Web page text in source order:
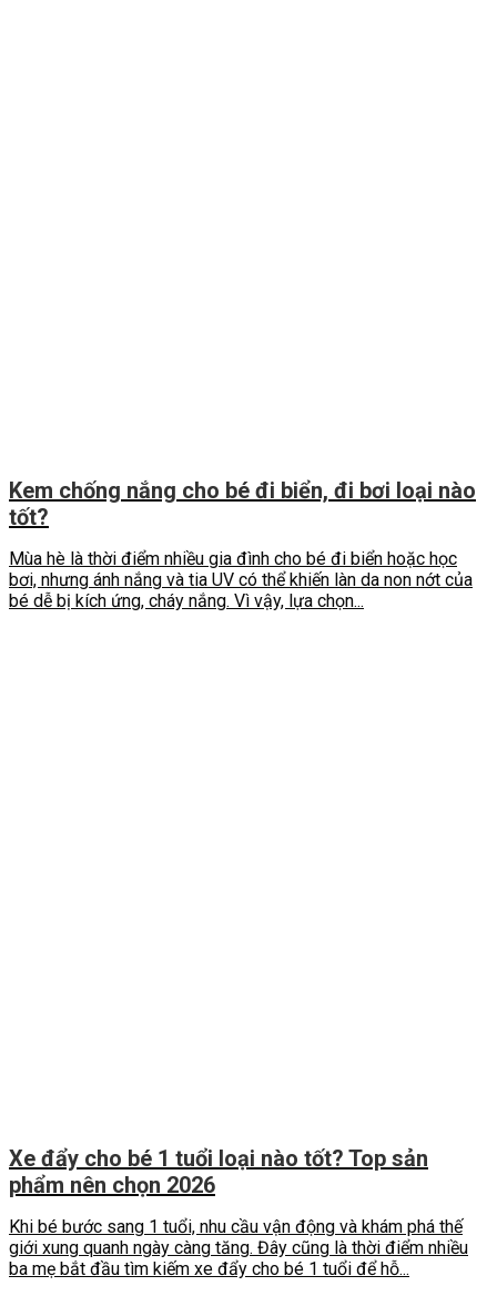
Kem chống nắng cho bé đi biển, đi bơi loại nào
tốt?
Mùa hè là thời điểm nhiều gia đình cho bé đi biển hoặc học
bơi, nhưng ánh nắng và tia UV có thể khiến làn da non nớt của
bé dễ bị kích ứng, cháy nắng. Vì vậy, lựa chọn...
Xe đẩy cho bé 1 tuổi loại nào tốt? Top sản
phẩm nên chọn 2026
Khi bé bước sang 1 tuổi, nhu cầu vận động và khám phá thế
giới xung quanh ngày càng tăng. Đây cũng là thời điểm nhiều
ba mẹ bắt đầu tìm kiếm xe đẩy cho bé 1 tuổi để hỗ...